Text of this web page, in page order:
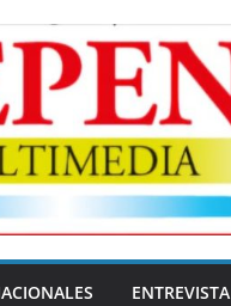
ENTREVISTA